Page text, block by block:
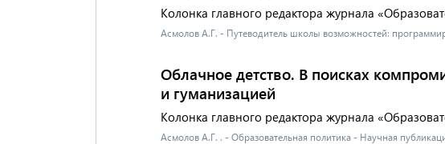
Колонка главного редактора журнала
Асмолов А.Г. - Путеводитель школы возможностей:
Облачное детство. В поисках
и гуманизацией
Колонка главного редактора журнала
Асмолов А.Г. . - Образовательная политика - Научная